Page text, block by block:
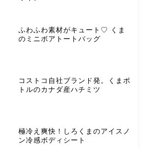
ふわふわ素材がキュート♡ くま
のミニボアトートバッグ
コストコ自社ブランド発。くまボ
トルのカナダ産ハチミツ
極冷え爽快！しろくまのアイスノ
ン冷感ボディシート